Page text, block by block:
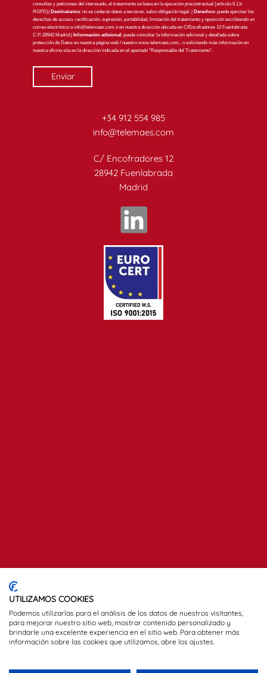
consultas y peticiones del interesado, el tratamiento se basa en la ejecución precontractual (artículo 6.1.b
RGPD)| Destinatarios: no se cederán datos a terceros, salvo obligación legal. | Derechos: puede ejercitar los
derechos de acceso, rectificación, supresión, portabilidad, limitación del tratamiento y oposición escribiendo un
correo electrónico ainfo@telemaes.com o en nuestra dirección ubicada en C/Encofradores 12 Fuenlabrada
C.P.:28942 Madrid.|
Información adicional: puede consultar la información adicional y detallada sobre
protección de Datos en nuestra página web / nuestro www.telemaes.com,, o solicitando más información en
nuestra oficina sita en la dirección indicada en el apartado “Responsable del Tratamiento”.
+34 912 554 985
info@telemaes.com
C/ Encofradores 12
28942 Fuenlabrada
Madrid
UTILIZAMOS COOKIES
Podemos utilizarlas para el análisis de los datos de nuestros visitantes,
para mejorar nuestro sitio web, mostrar contenido personalizado y
brindarle una excelente experiencia en el sitio web. Para obtener más
información sobre las cookies que utilizamos, abre los ajustes.